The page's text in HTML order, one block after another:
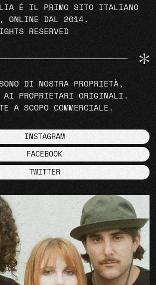
È IL PRIMO SITO ITALIANO
ONLINE DAL 2014.
RESERVED
DI NOSTRA PROPRIETÀ,
AI PROPRIETARI ORIGINALI.
A SCOPO COMMERCIALE.
INSTAGRAM
FACEBOOK
TWITTER